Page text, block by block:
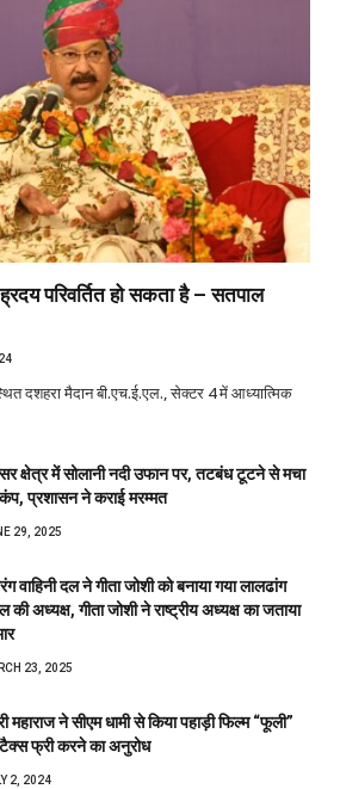
परिवर्तित हो सकता है – सतपाल
दशहरा मैदान बी.एच.ई.एल., सेक्टर 4 में आध्यात्मिक
क्षेत्र में सोलानी नदी उफान पर, तटबंध टूटने से मचा
प्रशासन ने कराई मरम्मत
29, 2025
वाहिनी दल ने गीता जोशी को बनाया गया लालढांग
की अध्यक्ष, गीता जोशी ने राष्ट्रीय अध्यक्ष का जताया
23, 2025
महाराज ने सीएम धामी से किया पहाड़ी फिल्म “फूली”
फ्री करने का अनुरोध
2, 2024